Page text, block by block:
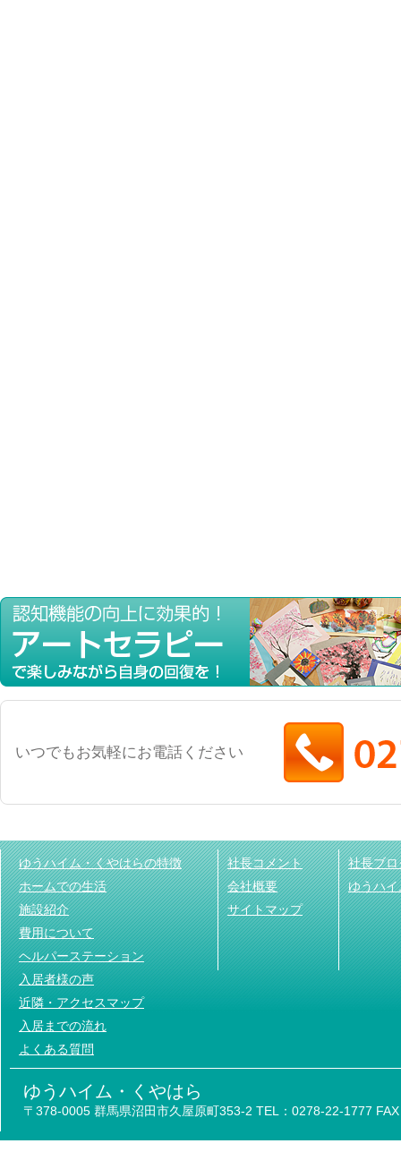
いつでもお気軽にお電話ください
ゆうハイム・くやはらの特徴
ホームでの生活
施設紹介
費用について
ヘルパーステーション
入居者様の声
近隣・アクセスマップ
入居までの流れ
よくある質問
社長コメント
会社概要
サイトマップ
社長ブロ
ゆうハ
ゆうハイム・くやはら
〒378-0005 群馬県沼田市久屋原町353-2 TEL：0278-22-1777